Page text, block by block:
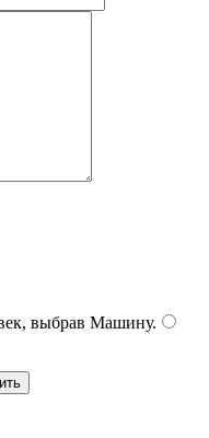
выбрав Машину.